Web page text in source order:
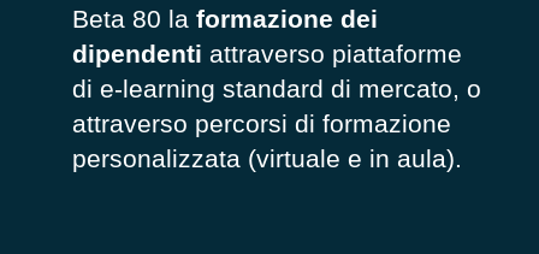
Beta 80 la formazione dei
dipendenti attraverso piattaforme
di e-learning standard di mercato, o
attraverso percorsi di formazione
personalizzata (virtuale e in aula).